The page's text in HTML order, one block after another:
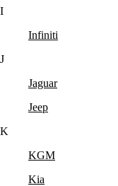
I
Infiniti
J
Jaguar
Jeep
K
KGM
Kia